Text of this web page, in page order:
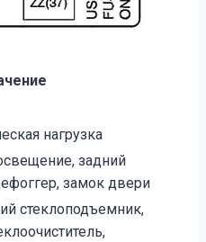
нагрузка
задний
замок двери
стеклоподъемник,